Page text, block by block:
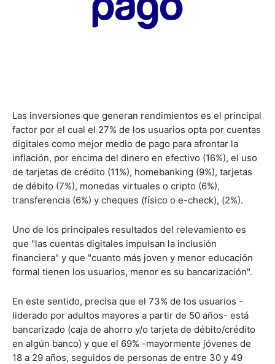
Las inversiones que generan rendimientos es el principal
factor por el cual el 27% de los usuarios opta por cuentas
digitales como mejor medio de pago para afrontar la
inflación, por encima del dinero en efectivo (16%), el uso
de tarjetas de crédito (11%), homebanking (9%), tarjetas
de débito (7%), monedas virtuales o cripto (6%),
transferencia (6%) y cheques (físico o e-check), (2%).
Uno de los principales resultados del relevamiento es
que "las cuentas digitales impulsan la inclusión
financiera" y que "cuanto más joven y menor educación
formal tienen los usuarios, menor es su bancarización".
En este sentido, precisa que el 73% de los usuarios -
liderado por adultos mayores a partir de 50 años- está
bancarizado (caja de ahorro y/o tarjeta de débito/crédito
en algún banco) y que el 69% -mayormente jóvenes de
18 a 29 años, seguidos de personas de entre 30 y 49